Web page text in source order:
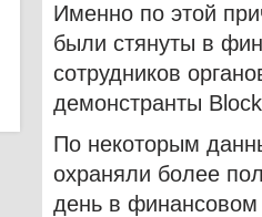
Именно по этой
были стянуты в
сотрудников
демонстранты
По некоторым
охраняли более
день в финансовом